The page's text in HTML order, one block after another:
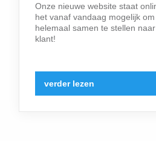
Onze nieuwe website staat
het vanaf vandaag mogelijk
helemaal samen te stellen
klant!
verder lezen